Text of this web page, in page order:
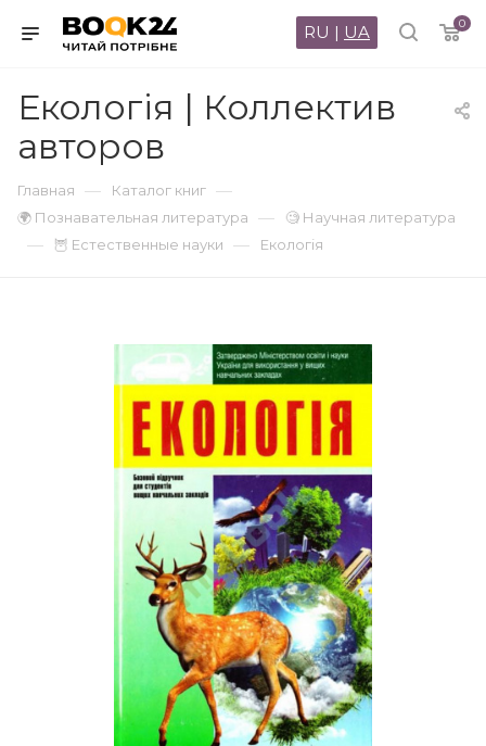
0
RU | UA
Екологія | Коллектив
авторов
Главная — Каталог книг —
🌍 Познавательная литература — 🧐 Научная литература
— 🦉 Естественные науки — Екологія